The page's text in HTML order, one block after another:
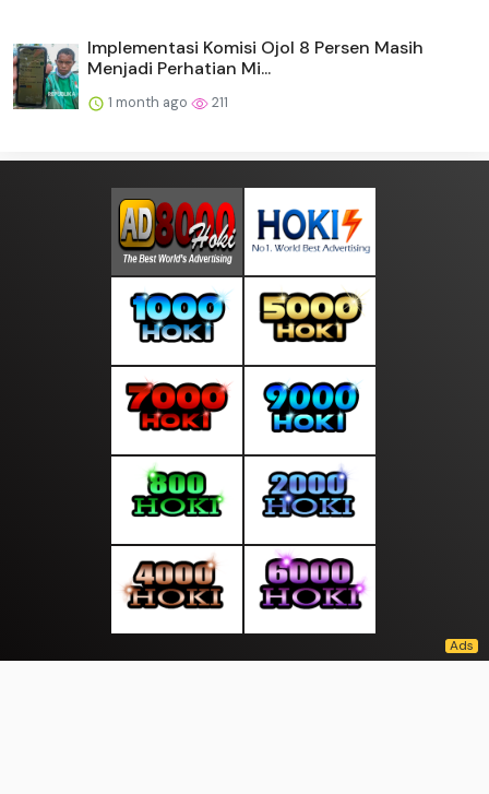
Implementasi Komisi Ojol 8 Persen Masih
Menjadi Perhatian Mi...
1 month ago 211